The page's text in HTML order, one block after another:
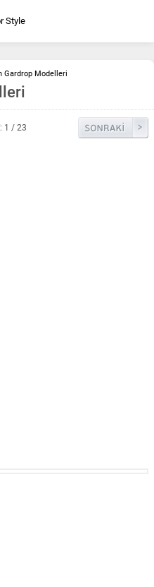
Gardrop Modelleri
1 / 23